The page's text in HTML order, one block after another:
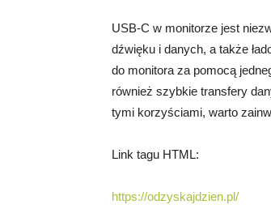
USB-C w monitorze jest
dźwięku i danych, a także
do monitora za pomocą
również szybkie transfery
tymi korzyściami, warto
Link tagu HTML:
https://odzyskajdzien.pl/